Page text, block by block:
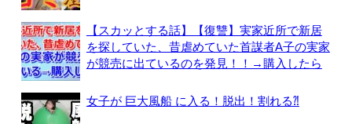
【スカッとする話】【復讐】実家近所で新居
を探していた、昔虐めていた首謀者A子の実家
が競売に出ているのを発見！！→購入したら
女子が 巨大風船 に入る！脱出！割れる⁈